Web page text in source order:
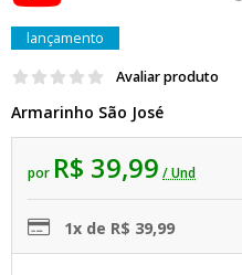
lançamento
Avaliar produto
Armarinho São José
por R$ 39,99 / Und
1x de R$ 39,99